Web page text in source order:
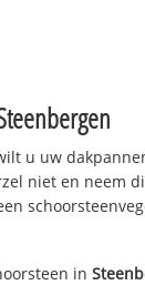
u uw
niet en neem
in